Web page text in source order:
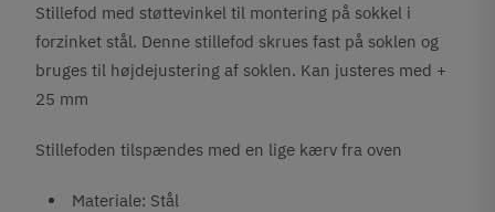
Stillefod med støttevinkel til montering på sokkel i
forzinket stål. Denne stillefod skrues fast på soklen og
bruges til højdejustering af soklen. Kan justeres med +
25 mm
Stillefoden tilspændes med en lige kærv fra oven
Materiale: Stål